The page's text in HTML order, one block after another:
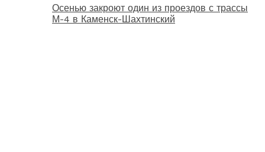
Осенью закроют один из проездов с трассы
М-4 в Каменск-Шахтинский